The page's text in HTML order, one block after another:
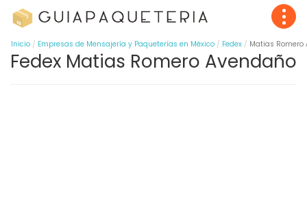
Inicio Empresas de Mensajería y Paqueterías en México Fedex Matias Romero
Fedex Matias Romero Avendaño